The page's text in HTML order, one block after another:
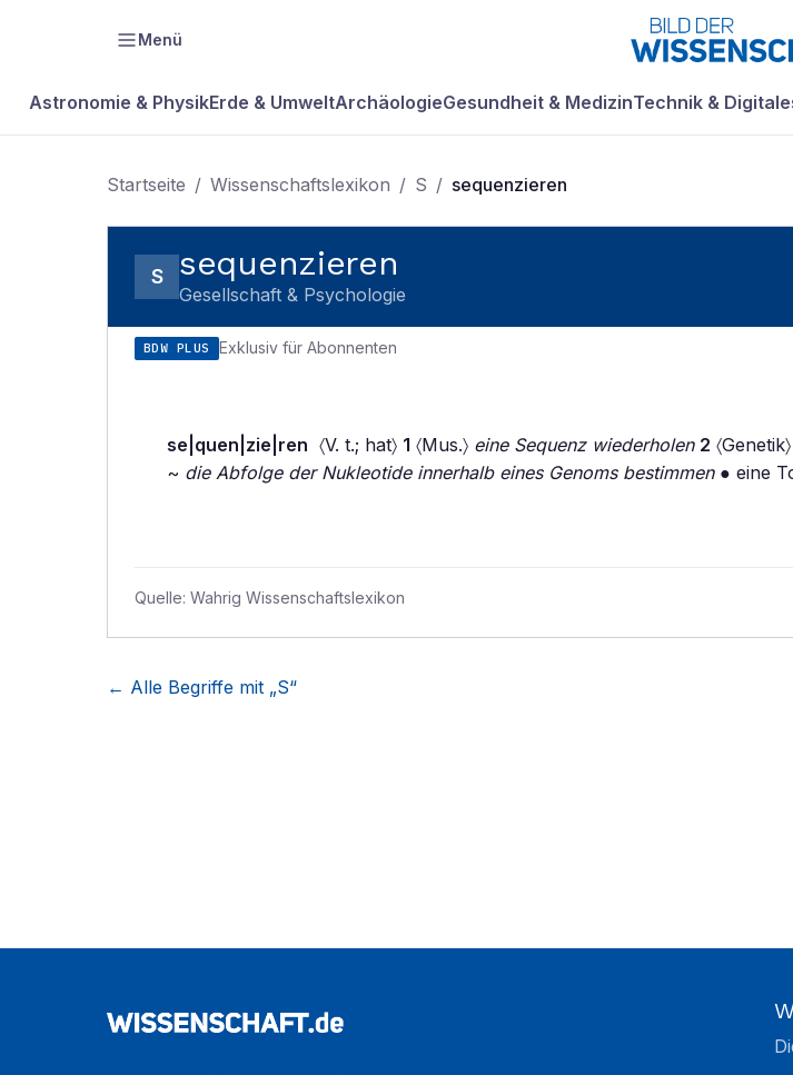
Menü
Astronomie & PhysikErde & UmweltArchäologieGesundheit & MedizinTechnik &
Startseite / Wissenschaftslexikon / S / sequenzieren
S sequenzieren
Gesellschaft & Psychologie
BDW PLUS Exklusiv für Abonnenten
se|quen|zie|ren 〈V. t.; hat〉 1 〈Mus.〉 eine Sequenz wiederholen 2
~ die Abfolge der Nukleotide innerhalb eines Genoms bestimmen● eine
Quelle: Wahrig Wissenschaftslexikon
← Alle Begriffe mit „S“